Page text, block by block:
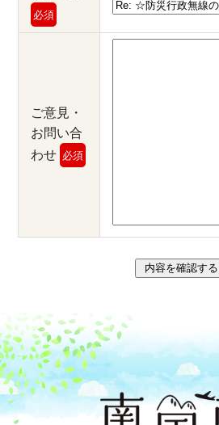
必須
ご意見・
お問い合
わせ 必須